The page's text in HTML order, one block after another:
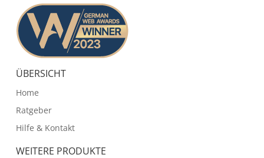
ÜBERSICHT
Home
Ratgeber
Hilfe & Kontakt
WEITERE PRODUKTE